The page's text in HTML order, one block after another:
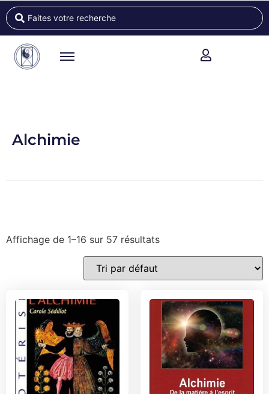
Alchimie
Affichage de 1–16 sur 57 résultats